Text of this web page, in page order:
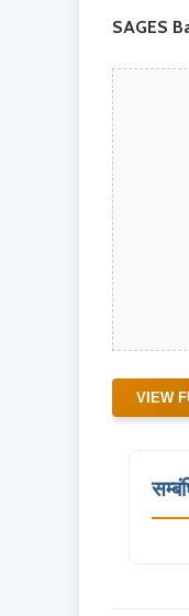
SAGES
VIEW